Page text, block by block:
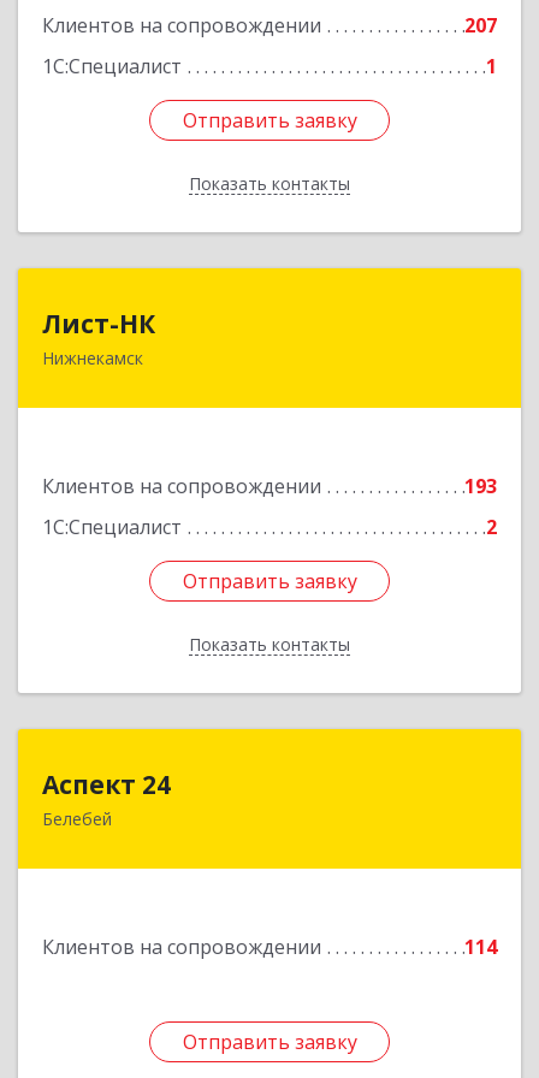
Клиентов на сопровождении
207
1С:Специалист
1
Отправить заявку
Показать контакты
Отправить заявку
Назад
Лист-НК
Нижнекамск
Клиентов на сопровождении
193
1С:Специалист
2
Отправить заявку
Показать контакты
423585, Татарстан Респ, Нижнекамский р-н,
Отправить заявку
Назад
Аспект 24
Белебей
Клиентов на сопровождении 114
Отправить заявку
452000, Башкортостан Респ, Белебей г, им
Отправить заявку